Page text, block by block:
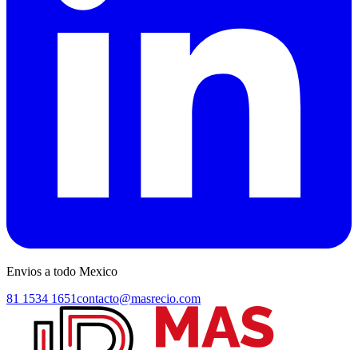
Envios a todo Mexico
81 1534 1651contacto@masrecio.com